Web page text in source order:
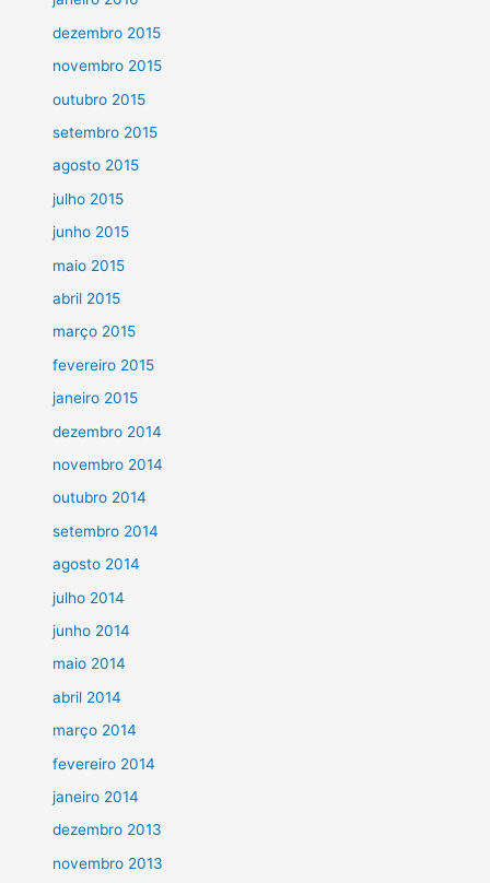
dezembro 2015
novembro 2015
outubro 2015
setembro 2015
agosto 2015
julho 2015
junho 2015
maio 2015
abril 2015
março 2015
fevereiro 2015
janeiro 2015
dezembro 2014
novembro 2014
outubro 2014
setembro 2014
agosto 2014
julho 2014
junho 2014
maio 2014
abril 2014
março 2014
fevereiro 2014
janeiro 2014
dezembro 2013
novembro 2013